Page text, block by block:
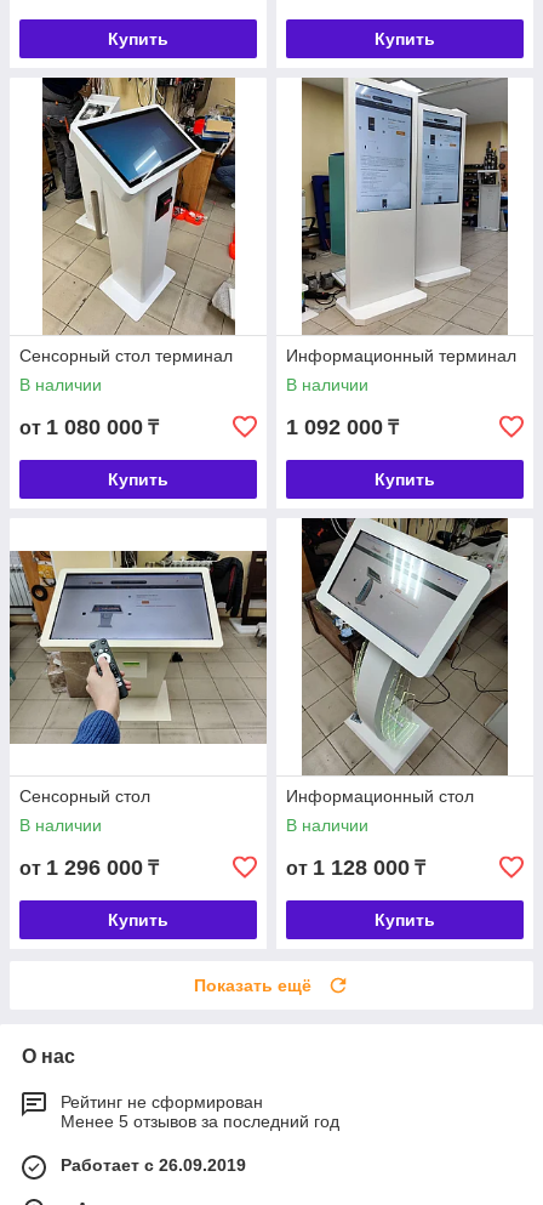
Купить Купить
Сенсорный стол терминал
В наличии
от 1 080 000 ₸
Купить
Информационный терминал
В наличии
1 092 000 ₸
Купить
Сенсорный стол
В наличии
от 1 296 000 ₸
Купить
Информационный стол
В наличии
от 1 128 000 ₸
Купить
Показать ещё
О нас
Рейтинг не сформирован
Менее 5 отзывов за последний год
Работает с 26.09.2019